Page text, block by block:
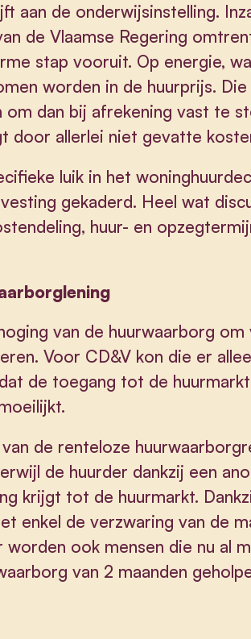
aan de onderwijsinstelling.
de Vlaamse Regering
stap vooruit. Op energie,
worden in de huurprijs. Die
dan bij afrekening vast te
door allerlei niet gevatte
luik in het
gekaderd. Heel wat
huur- en
van de huurwaarborg om
Voor CD&V kon die er
de toegang tot de
de renteloze
de huurder dankzij een
krijgt tot de huurmarkt.
enkel de verzwaring van de
ook mensen die nu al
van 2 maanden